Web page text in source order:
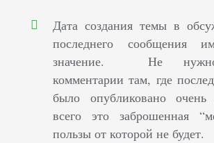
Дата создания темы в
последнего сообщения
значение. Не нужно
комментарии там, где
было опубликовано очень
всего это заброшенная
пользы от которой не будет.